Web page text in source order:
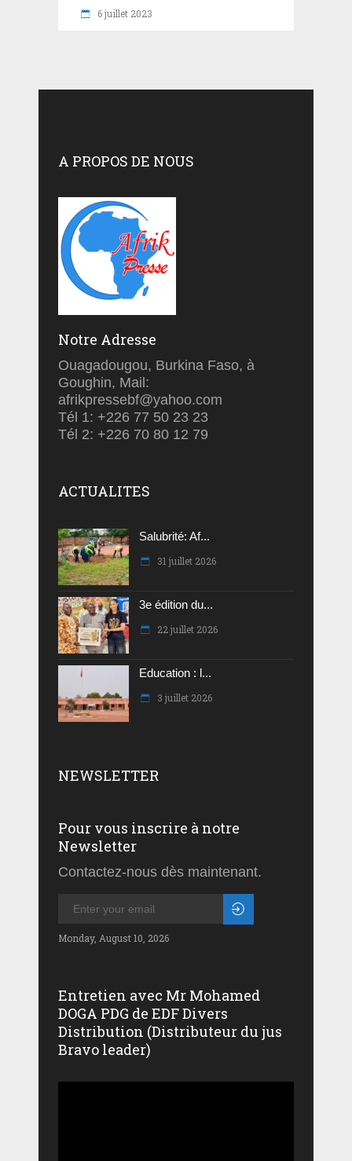
6 juillet 2023
A PROPOS DE NOUS
Notre Adresse
Ouagadougou, Burkina Faso, à
Goughin, Mail:
afrikpressebf@yahoo.com
Tél 1: +226 77 50 23 23
Tél 2: +226 70 80 12 79
ACTUALITES
Salubrité: Af...
31 juillet 2026
3e édition du...
22 juillet 2026
Education : l...
3 juillet 2026
NEWSLETTER
Pour vous inscrire à notre
Newsletter
Contactez-nous dès maintenant.
Monday, August 10, 2026
Entretien avec Mr Mohamed
DOGA PDG de EDF Divers
Distribution (Distributeur du jus
Bravo leader)